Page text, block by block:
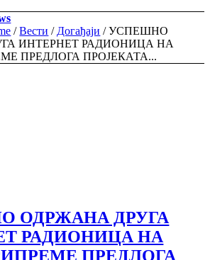
/ Вести / Догађаји / УСПЕШНО
ИНТЕРНЕТ РАДИОНИЦА НА
ПРЕДЛОГА ПРОЈЕКАТА...
ОДРЖАНА ДРУГА
РАДИОНИЦА НА
ПРЕДЛОГА